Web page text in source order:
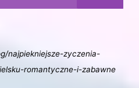
najpiekniejsze-zyczenia-
romantyczne-i-zabawne